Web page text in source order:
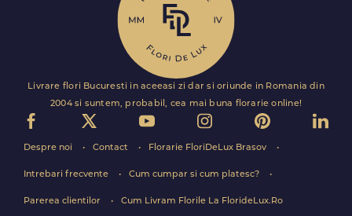
Livrare flori Bucuresti in aceeasi zi dar si oriunde in Romania din
2004 si suntem, probabil, cea mai buna florarie online!
Despre noi Contact Florarie FloriDeLux Brasov
Intrebari frecvente Cum cumpar si cum platesc?
Parerea clientilor Cum Livram Florile La FlorideLux.Ro